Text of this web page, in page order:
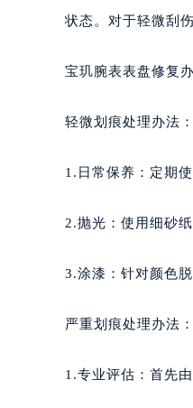
状态。对于轻微刮
宝玑腕表表盘修复
轻微划痕处理办法：
1.日常保养：定期
2.抛光：使用细砂
3.涂漆：针对颜色
严重划痕处理办法：
1.专业评估：首先